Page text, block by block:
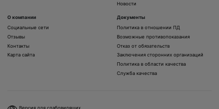
Новости
О компании
Социальные сети
Отзывы
Контакты
Карта сайта
Документы
Политика в отношении ПД
Возможные противопоказания
Отказ от обязательств
Заключения сторонних организаций
Политика в области качества
Служба качества
Версия для слабовидящих